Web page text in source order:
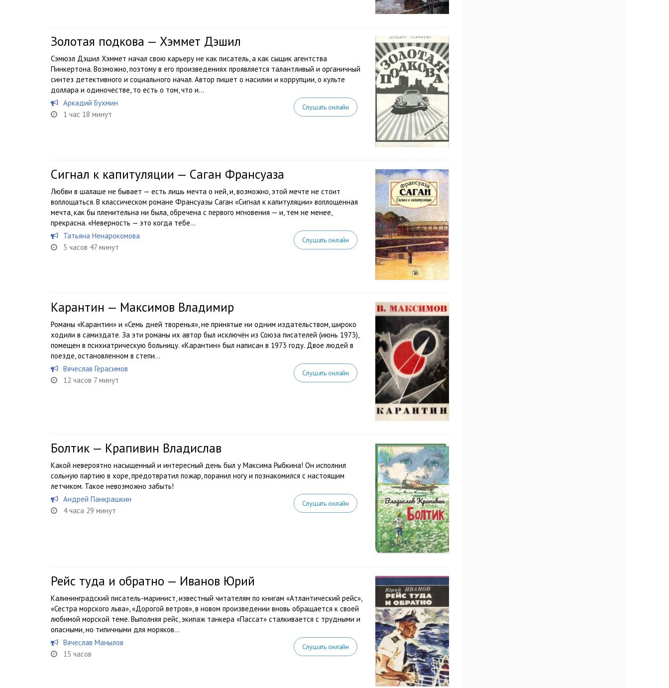
Золотая подкова — Хэммет Дэшил
Сэмюэл Дэшил Хэммет начал свою карьеру не как писатель, а как сыщик агентства
Пинкертона. Возможно, поэтому в его произведениях проявляется талантливый и органичный
синтез детективного и социального начал. Автор пишет о насилии и коррупции, о культе
доллара и одиночестве, то есть о том, что и...
Аркадий Бухмин
1 час 18 минут
Слушать онлайн
Сигнал к капитуляции — Саган Франсуаза
Любви в шалаше не бывает — есть лишь мечта о ней, и, возможно, этой мечте не стоит
воплощаться. В классическом романе Франсуазы Саган «Сигнал к капитуляции» воплощенная
мечта, как бы пленительна ни была, обречена с первого мгновения — и, тем не менее,
прекрасна. «Неверность — это когда тебе...
Татьяна Ненарокомова
5 часов 47 минут
Слушать онлайн
Карантин — Максимов Владимир
Романы «Карантин» и «Семь дней творенья», не принятые ни одним издательством, широко
ходили в самиздате. За эти романы их автор был исключён из Союза писателей (июнь 1973),
помещен в психиатрическую больницу. «Карантин» был написан в 1973 году. Двое людей в
поезде, остановленном в степи...
Вячеслав Герасимов
12 часов 7 минут
Слушать онлайн
Болтик — Крапивин Владислав
Какой невероятно насыщенный и интересный день был у Максима Рыбкина! Он исполнил
сольную партию в хоре, предотвратил пожар, поранил ногу и познакомился с настоящим
летчиком. Такое невозможно забыть!
Андрей Панкрашкин
4 часа 29 минут
Слушать онлайн
Рейс туда и обратно — Иванов Юрий
Калининградский писатель-маринист, известный читателям по книгам «Атлантический рейс»,
«Сестра морского льва», «Дорогой ветров», в новом произведении вновь обращается к своей
любимой морской теме. Выполняя рейс, экипаж танкера «Пассат» сталкивается с трудными и
опасными, но типичными для моряков...
Вячеслав Манылов
15 часов
Слушать онлайн